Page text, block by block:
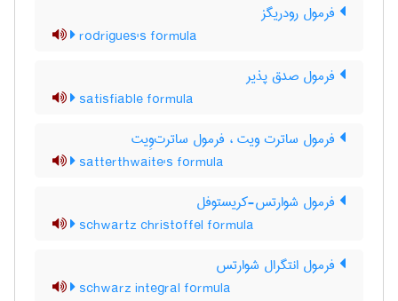
فرمول رودریگز
rodrigues's formula
فرمول صدق پذیر
satisfiable formula
فرمول ساترت ویت ، فرمول ساترت‌وِیت
satterthwaite's formula
فرمول شوارتس-کریستوفل
schwartz christoffel formula
فرمول انتگرال شوارتس
schwarz integral formula